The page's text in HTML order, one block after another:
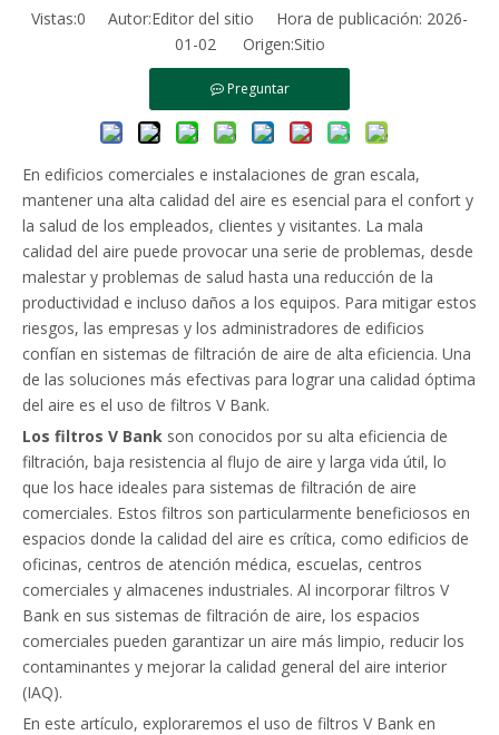
Vistas:0 Autor:Editor del sitio Hora de publicación: 2026-
01-02 Origen:Sitio
Preguntar
En edificios comerciales e instalaciones de gran escala,
mantener una alta calidad del aire es esencial para el confort y
la salud de los empleados, clientes y visitantes. La mala
calidad del aire puede provocar una serie de problemas, desde
malestar y problemas de salud hasta una reducción de la
productividad e incluso daños a los equipos. Para mitigar estos
riesgos, las empresas y los administradores de edificios
confían en sistemas de filtración de aire de alta eficiencia. Una
de las soluciones más efectivas para lograr una calidad óptima
del aire es el uso de filtros V Bank.
Los filtros V Bank son conocidos por su alta eficiencia de
filtración, baja resistencia al flujo de aire y larga vida útil, lo
que los hace ideales para sistemas de filtración de aire
comerciales. Estos filtros son particularmente beneficiosos en
espacios donde la calidad del aire es crítica, como edificios de
oficinas, centros de atención médica, escuelas, centros
comerciales y almacenes industriales. Al incorporar filtros V
Bank en sus sistemas de filtración de aire, los espacios
comerciales pueden garantizar un aire más limpio, reducir los
contaminantes y mejorar la calidad general del aire interior
(IAQ).
En este artículo, exploraremos el uso de filtros V Bank en